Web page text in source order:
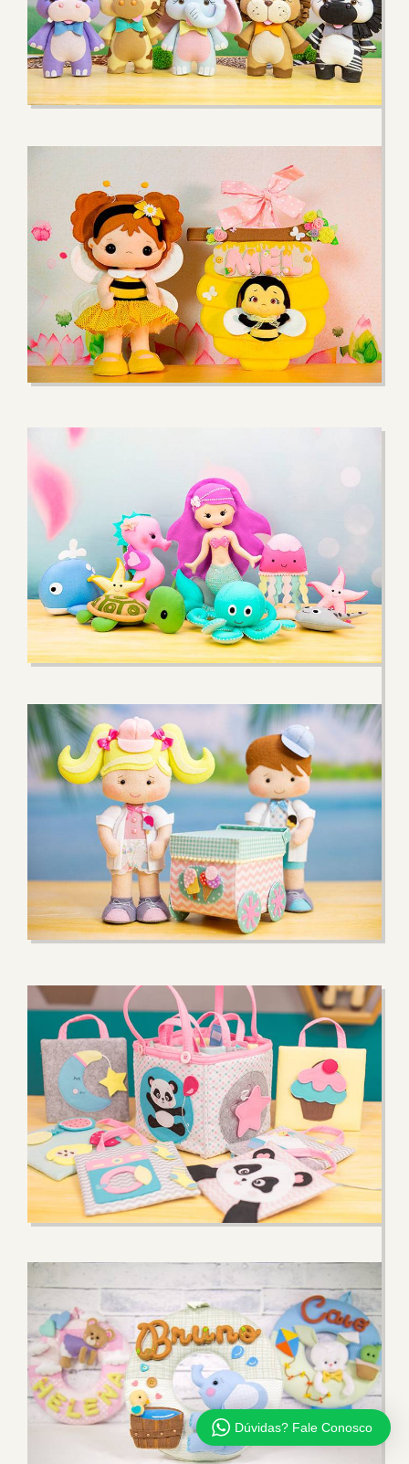
Dúvidas? Fale Conosco